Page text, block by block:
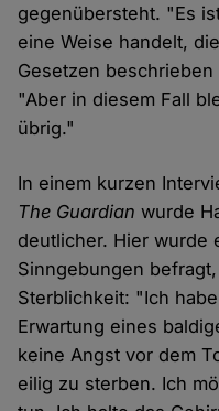
gegenübersteht. "Es
eine Weise handelt,
Gesetzen
"Aber in diesem Fall
übrig."
In einem kurzen
The Guardian wurde
deutlicher. Hier wurde
Sinngebungen
Sterblichkeit: "Ich
Erwartung eines
keine Angst vor dem
eilig zu sterben. Ich